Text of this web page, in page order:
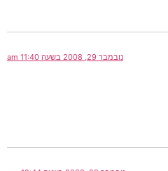
נובמבר 29, 2008 בשעה 11:40 am